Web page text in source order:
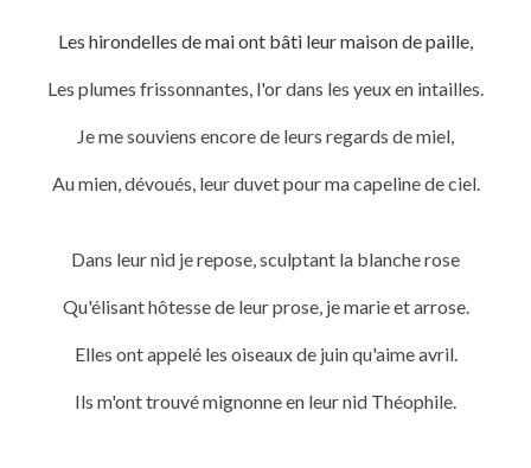
Les hirondelles de mai ont bâti leur maison de paille,
Les plumes frissonnantes, l'or dans les yeux en intailles.
Je me souviens encore de leurs regards de miel,
Au mien, dévoués, leur duvet pour ma capeline de ciel.
Dans leur nid je repose, sculptant la blanche rose
Qu'élisant hôtesse de leur prose, je marie et arrose.
Elles ont appelé les oiseaux de juin qu'aime avril.
Ils m'ont trouvé mignonne en leur nid Théophile.